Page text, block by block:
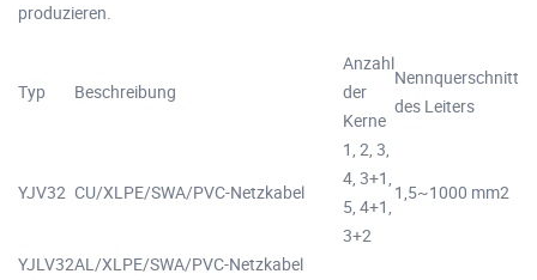
produzieren.
Typ Beschreibung
Anzahl
der
Kerne
Nennquerschnitt
des Leiters
YJV32 CU/XLPE/SWA/PVC-Netzkabel
1, 2, 3,
4, 3+1,
5, 4+1,
3+2
1,5~1000 mm2
YJLV32AL/XLPE/SWA/PVC-Netzkabel